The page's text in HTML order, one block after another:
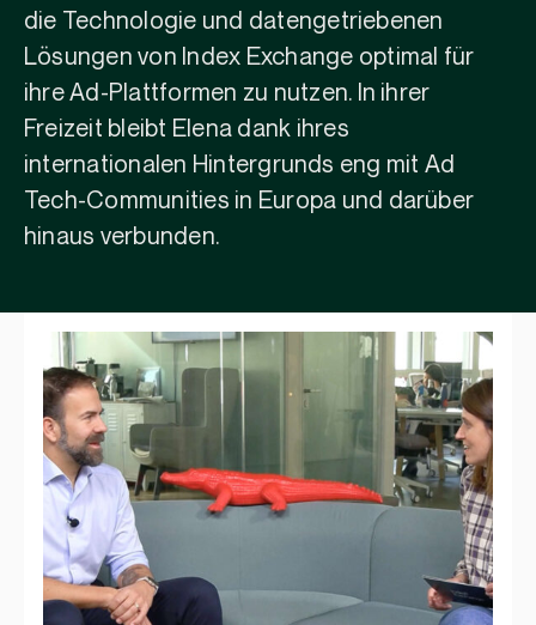
die Technologie und datengetriebenen
Lösungen von Index Exchange optimal für
ihre Ad-Plattformen zu nutzen. In ihrer
Freizeit bleibt Elena dank ihres
internationalen Hintergrunds eng mit Ad
Tech-Communities in Europa und darüber
hinaus verbunden.